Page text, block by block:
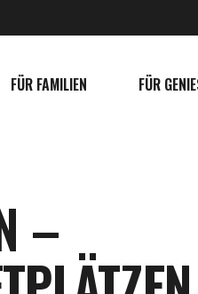
FÜR FAMILIEN FÜR
–